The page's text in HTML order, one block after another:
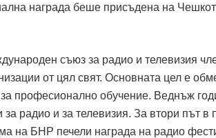
награда беше присъдена на
съюз за радио и телевизия
от цял свят. Основната цел е
професионално обучение. Веднъж
радио и за телевизия. За втори път
на БНР печели награда на радио